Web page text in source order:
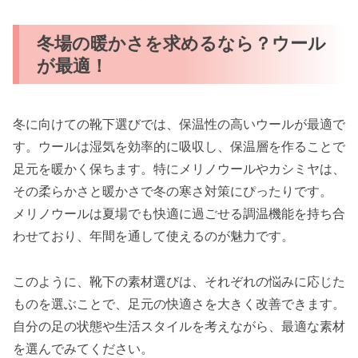
冬場の暖かさを求めるなら？ウール
が最適！
冬に向けての靴下選びでは、保温性の高いウールが最適で
す。ウールは湿気を効率的に吸収し、保温層を作ることで
足元を暖かく保ちます。特にメリノウールやカシミヤは、
その柔らかさと暖かさで冬の寒さ対策にぴったりです。
メリノウールは夏場でも快適に過ごせる調温機能を持ち合
わせており、年間を通して使えるのが魅力です。
このように、靴下の素材選びは、それぞれの悩みに応じた
ものを選ぶことで、足元の快適さを大きく改善できます。
自分の足の状態や生活スタイルを考えながら、最適な素材
を選んでみてください。